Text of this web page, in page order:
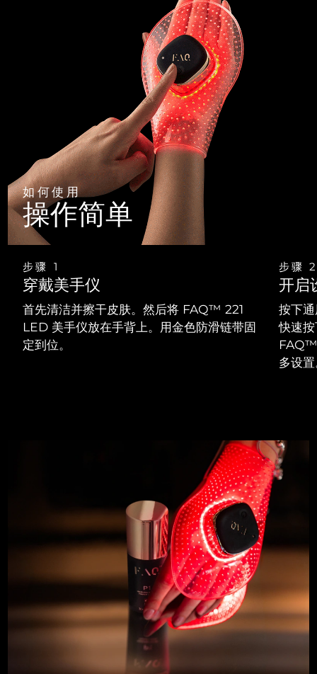
如何使用
操作简单
步骤 1
穿戴美手仪
首先清洁并擦干皮肤。然后将 FAQ™ 221
LED 美手仪放在手背上。用金色防滑链带固
定到位。
步骤
开启
按下
快速
FAQ™
多设